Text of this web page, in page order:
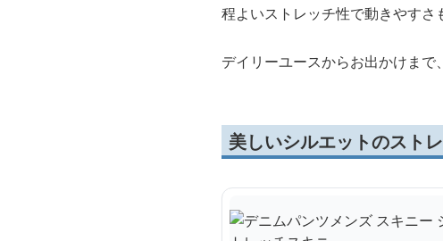
程よいストレッチ性で動きやすさ
デイリーユースからお出かけまで
美しいシルエットのスト